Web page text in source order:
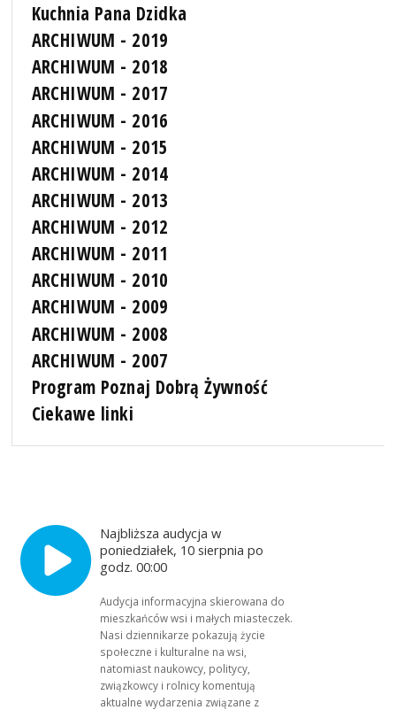
Kuchnia Pana Dzidka
ARCHIWUM - 2019
ARCHIWUM - 2018
ARCHIWUM - 2017
ARCHIWUM - 2016
ARCHIWUM - 2015
ARCHIWUM - 2014
ARCHIWUM - 2013
ARCHIWUM - 2012
ARCHIWUM - 2011
ARCHIWUM - 2010
ARCHIWUM - 2009
ARCHIWUM - 2008
ARCHIWUM - 2007
Program Poznaj Dobrą Żywność
Ciekawe linki
Najbliższa audycja w
poniedziałek, 10 sierpnia po
godz. 00:00
Audycja informacyjna skierowana do
mieszkańców wsi i małych miasteczek.
Nasi dziennikarze pokazują życie
społeczne i kulturalne na wsi,
natomiast naukowcy, politycy,
związkowcy i rolnicy komentują
aktualne wydarzenia związane z